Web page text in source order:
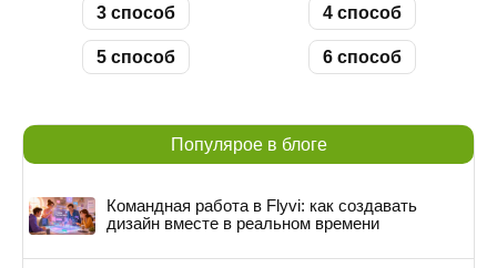
3 способ 4 способ
5 способ 6 способ
Популярое в блоге
Командная работа в Flyvi: как создавать
дизайн вместе в реальном времени